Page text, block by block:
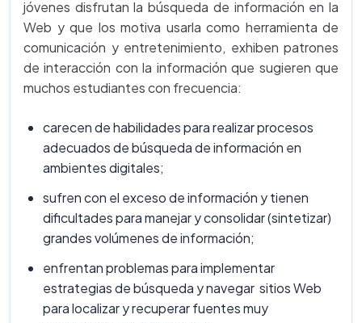
jóvenes disfrutan la búsqueda de información en la
Web y que los motiva usarla como herramienta de
comunicación y entretenimiento, exhiben patrones
de interacción con la información que sugieren que
muchos estudiantes con frecuencia:
carecen de habilidades para realizar procesos
adecuados de búsqueda de información en
ambientes digitales;
sufren con el exceso de información y tienen
dificultades para manejar y consolidar (sintetizar)
grandes volúmenes de información;
enfrentan problemas para implementar
estrategias de búsqueda y navegar sitios Web
para localizar y recuperar fuentes muy